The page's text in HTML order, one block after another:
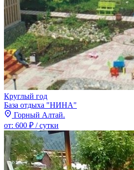
Круглый год
База отдыха "НИНА"
Горный Алтай.
от: 600 ₽ / сутки